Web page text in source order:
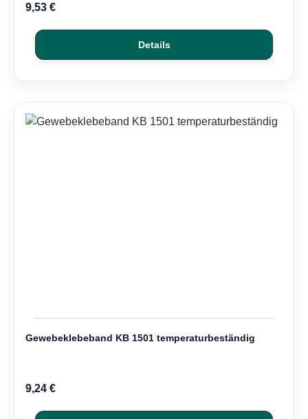
9,53 €
Details
Gewebeklebeband KB 1501 temperaturbeständig
9,24 €